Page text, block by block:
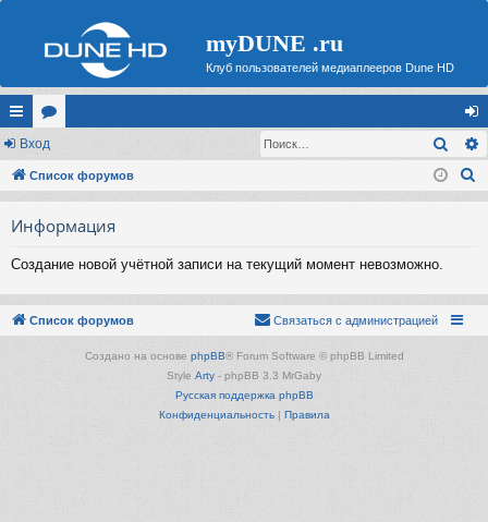
myDUNE .ru
Клуб пользователей медиаплееров Dune HD
с
ы
ор
ум
хо
д
Вход
Список форумов
Информация
Создание новой учётной записи на текущий момент невозможно.
Список форумов Связаться с администрацией
Создано на основе phpBB® Forum Software © phpBB Limited
Style Arty - phpBB 3.3 MrGaby
Русская поддержка phpBB
Конфиденциальность| Правила